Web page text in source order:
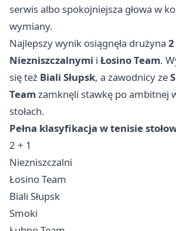
serwis albo spokojniejsza głowa w
wymiany.
Najlepszy wynik osiągnęła drużyna 2
Niezniszczalnymi i Łosino Team.
się też Biali Słupsk, a zawodnicy ze
Teamzamknęli stawkę po ambitnej
stołach.
Pełna klasyfikacja w tenisie
2 + 1
Niezniszczalni
Łosino Team
Biali Słupsk
Smoki